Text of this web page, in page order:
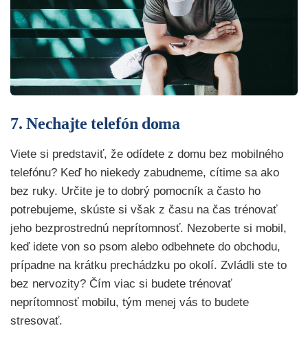
7. Nechajte telefón doma
Viete si predstaviť, že odídete z domu bez mobilného
telefónu? Keď ho niekedy zabudneme, cítime sa ako
bez ruky. Určite je to dobrý pomocník a často ho
potrebujeme, skúste si však z času na čas trénovať
jeho bezprostrednú neprítomnosť. Nezoberte si mobil,
keď idete von so psom alebo odbehnete do obchodu,
prípadne na krátku prechádzku po okolí. Zvládli ste to
bez nervozity? Čím viac si budete trénovať
neprítomnosť mobilu, tým menej vás to budete
stresovať.